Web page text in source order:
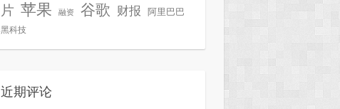
片 苹果 融资 谷歌 财报 阿里巴巴
黑科技
近期评论